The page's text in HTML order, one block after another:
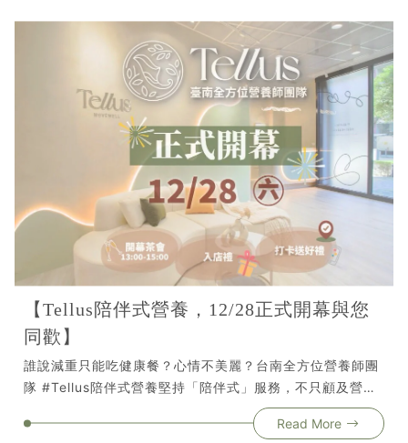
理 #抽獎 #iPhone17Pro #健康生活
整至 $𝟗,𝟎𝟎𝟎/月 ▹營養師針對賽季、非賽季與增肌減脂的
對應週期規劃飲食方針 ▹每週營養諮詢乙次+每日線上飲
食建議Tellus全體營養師將繼續秉持專業與熱情為您服務❤️
⚠注意事項：Tellu陪伴式營養保有最終解釋權與活動修改
【Tellus陪伴式營養，12/28正式開幕與您
同歡】
誰說減重只能吃健康餐？心情不美麗？台南全方位營養師團
隊 #Tellus陪伴式營養堅持「陪伴式」服務，不只顧及營養
均衡，更重視心理狀態，守護你我的健康。✦服務對象│增
肌減脂│亞健康族│慢性病族群│運動選手│企業團體│✦服務
Read More